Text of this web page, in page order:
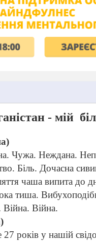
- мій
Чужа. Неждана.
Біль. Дочасна
чаша випита до
тиша.
Війна. Війна.
років у нашій